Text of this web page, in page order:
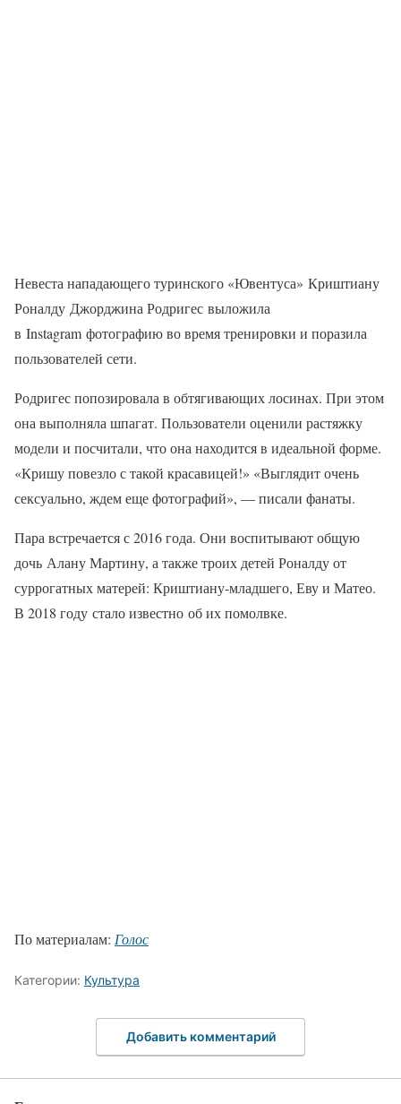
Невеста нападающего туринского «Ювентуса» Криштиану
Роналду Джорджина Родригес выложила
в Instagram фотографию во время тренировки и поразила
пользователей сети.
Родригес попозировала в обтягивающих лосинах. При этом
она выполняла шпагат. Пользователи оценили растяжку
модели и посчитали, что она находится в идеальной форме.
«Кришу повезло с такой красавицей!» «Выглядит очень
сексуально, ждем еще фотографий», — писали фанаты.
Пара встречается с 2016 года. Они воспитывают общую
дочь Алану Мартину, а также троих детей Роналду от
суррогатных матерей: Криштиану-младшего, Еву и Матео.
В 2018 году стало известно об их помолвке.
По материалам: Голос
Категории: Культура
Добавить комментарий